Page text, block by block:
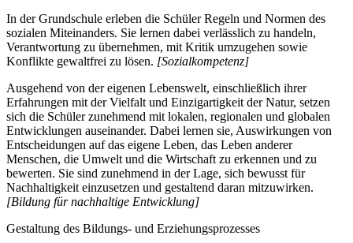
In der Grundschule erleben die Schüler Regeln und Normen des
sozialen Miteinanders. Sie lernen dabei verlässlich zu handeln,
Verantwortung zu übernehmen, mit Kritik umzugehen sowie
Konflikte gewaltfrei zu lösen. [Sozialkompetenz]
Ausgehend von der eigenen Lebenswelt, einschließlich ihrer
Erfahrungen mit der Vielfalt und Einzigartigkeit der Natur, setzen
sich die Schüler zunehmend mit lokalen, regionalen und globalen
Entwicklungen auseinander. Dabei lernen sie, Auswirkungen von
Entscheidungen auf das eigene Leben, das Leben anderer
Menschen, die Umwelt und die Wirtschaft zu erkennen und zu
bewerten. Sie sind zunehmend in der Lage, sich bewusst für
Nachhaltigkeit einzusetzen und gestaltend daran mitzuwirken.
[Bildung für nachhaltige Entwicklung]
Gestaltung des Bildungs- und Erziehungsprozesses